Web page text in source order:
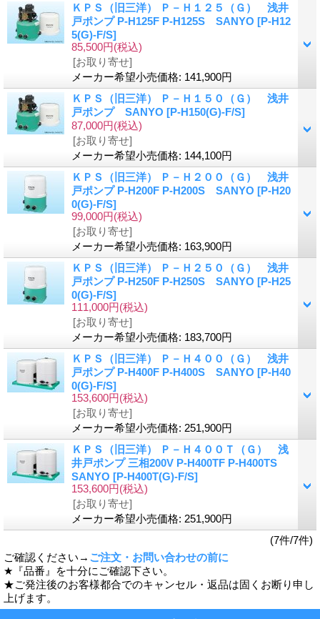
ＫＰＳ（旧三洋） Ｐ－Ｈ１２５（Ｇ） 浅井
戸ポンプ P-H125F P-H125S SANYO [P-H12
5(G)-F/S]
85,500円(税込)
[お取り寄せ]
メーカー希望小売価格: 141,900円
ＫＰＳ（旧三洋） Ｐ－Ｈ１５０（Ｇ） 浅井
戸ポンプ SANYO [P-H150(G)-F/S]
87,000円(税込)
[お取り寄せ]
メーカー希望小売価格: 144,100円
ＫＰＳ（旧三洋） Ｐ－Ｈ２００（Ｇ） 浅井
戸ポンプ P-H200F P-H200S SANYO [P-H20
0(G)-F/S]
99,000円(税込)
[お取り寄せ]
メーカー希望小売価格: 163,900円
ＫＰＳ（旧三洋） Ｐ－Ｈ２５０（Ｇ） 浅井
戸ポンプ P-H250F P-H250S SANYO [P-H25
0(G)-F/S]
111,000円(税込)
[お取り寄せ]
メーカー希望小売価格: 183,700円
ＫＰＳ（旧三洋） Ｐ－Ｈ４００（Ｇ） 浅井
戸ポンプ P-H400F P-H400S SANYO [P-H40
0(G)-F/S]
153,600円(税込)
[お取り寄せ]
メーカー希望小売価格: 251,900円
ＫＰＳ（旧三洋） Ｐ－Ｈ４００Ｔ（Ｇ） 浅
井戸ポンプ 三相200V P-H400TF P-H400TS
SANYO [P-H400T(G)-F/S]
153,600円(税込)
[お取り寄せ]
メーカー希望小売価格: 251,900円
(7件/7件)
ご確認ください→ ご注文・お問い合わせの前に
★『品番』を十分にご確認下さい。
★ご発注後のお客様都合でのキャンセル・返品は固くお断り申し
上げます。